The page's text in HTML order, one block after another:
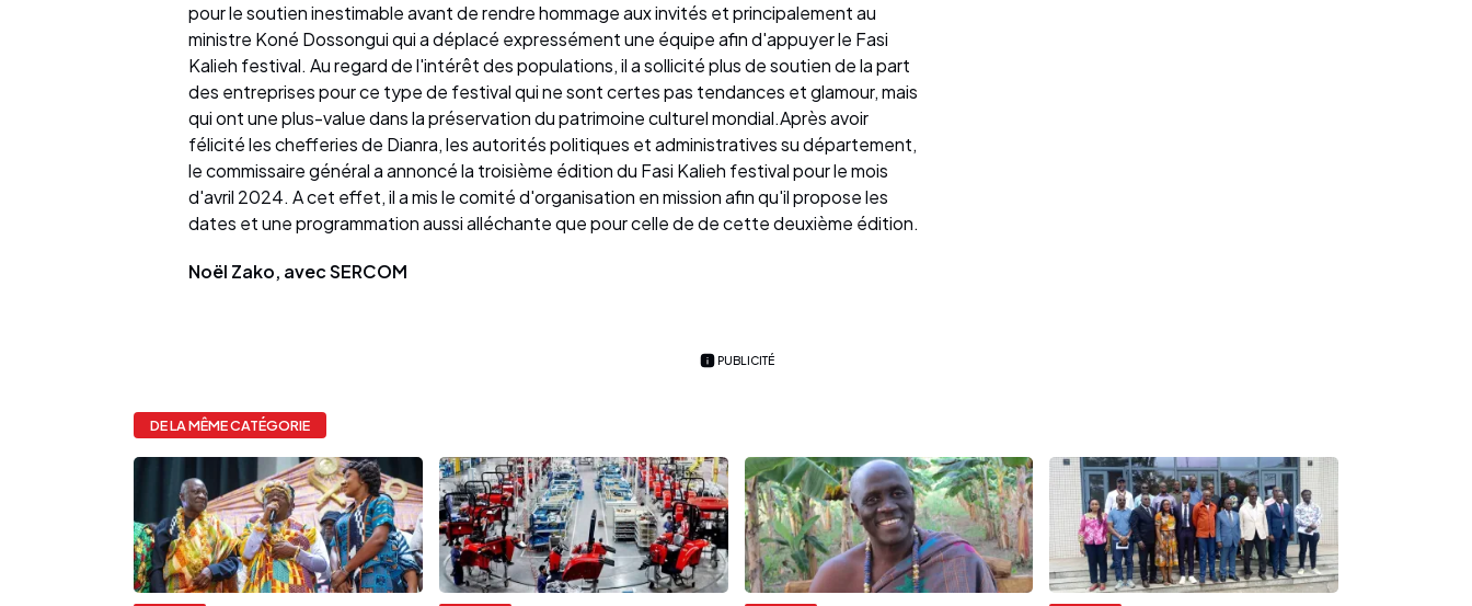
pour le soutien inestimable avant de rendre hommage aux invités et principalement au
ministre Koné Dossongui qui a déplacé expressément une équipe afin d'appuyer le Fasi
Kalieh festival. Au regard de l'intérêt des populations, il a sollicité plus de soutien de la part
des entreprises pour ce type de festival qui ne sont certes pas tendances et glamour, mais
qui ont une plus-value dans la préservation du patrimoine culturel mondial.Après avoir
félicité les chefferies de Dianra, les autorités politiques et administratives su département,
le commissaire général a annoncé la troisième édition du Fasi Kalieh festival pour le mois
d'avril 2024. A cet effet, il a mis le comité d'organisation en mission afin qu'il propose les
dates et une programmation aussi alléchante que pour celle de de cette deuxième édition.
Noël Zako, avec SERCOM
PUBLICITÉ
DE LA MÊME CATÉGORIE